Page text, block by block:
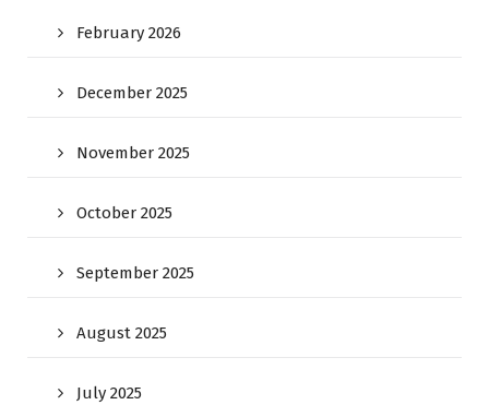
February 2026
December 2025
November 2025
October 2025
September 2025
August 2025
July 2025